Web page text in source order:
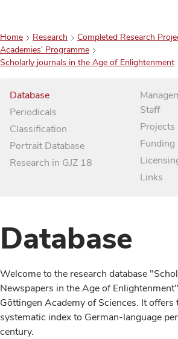
Home Research
Completed Research
Academies’ Programme
Scholarly journals in the Age of Enlightenment
Database
Periodicals
Classification
Portrait Database
Research in GJZ 18
Staff
Projects
Funding
Links
Database
Welcome to the research database
Newspapers in the Age of
Göttingen Academy of Sciences. It offers
systematic index to German-language
century.